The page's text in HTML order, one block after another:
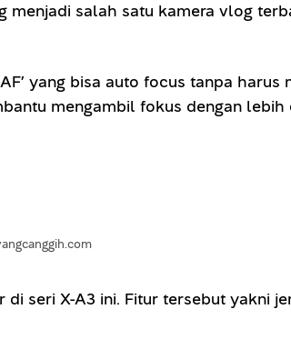
menjadi salah satu kamera vlog
yang bisa auto focus tanpa
mengambil fokus dengan lebih
seri X-A3 ini. Fitur tersebut yakni